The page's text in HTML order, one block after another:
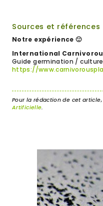
Sources et références
Notre expérience 🙂
International
Guide germination / culture
https://
Pour la rédaction de cet
Artificielle.